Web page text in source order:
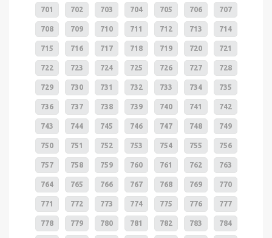
701 702 703 704 705 706 707
708 709 710 711 712 713 714
715 716 717 718 719 720 721
722 723 724 725 726 727 728
729 730 731 732 733 734 735
736 737 738 739 740 741 742
743 744 745 746 747 748 749
750 751 752 753 754 755 756
757 758 759 760 761 762 763
764 765 766 767 768 769 770
771 772 773 774 775 776 777
778 779 780 781 782 783 784